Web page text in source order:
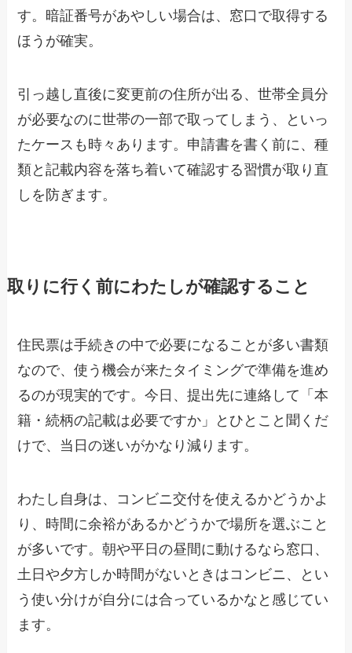
す。暗証番号があやしい場合は、窓口で取得する
ほうが確実。
引っ越し直後に変更前の住所が出る、世帯全員分
が必要なのに世帯の一部で取ってしまう、といっ
たケースも時々あります。申請書を書く前に、種
類と記載内容を落ち着いて確認する習慣が取り直
しを防ぎます。
取りに行く前にわたしが確認すること
住民票は手続きの中で必要になることが多い書類
なので、使う機会が来たタイミングで準備を進め
るのが現実的です。今日、提出先に連絡して「本
籍・続柄の記載は必要ですか」とひとこと聞くだ
けで、当日の迷いがかなり減ります。
わたし自身は、コンビニ交付を使えるかどうかよ
り、時間に余裕があるかどうかで場所を選ぶこと
が多いです。朝や平日の昼間に動けるなら窓口、
土日や夕方しか時間がないときはコンビニ、とい
う使い分けが自分には合っているかなと感じてい
ます。